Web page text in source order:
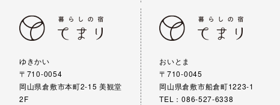
ゆきかい
〒710-0054
岡山県倉敷市本町2-15 美観堂
2F
おいとま
〒710-0045
岡山県倉敷市船倉町1223-1
TEL：086-527-6338